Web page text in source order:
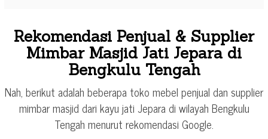
Rekomendasi Penjual & Supplier
Mimbar Masjid Jati Jepara di
Bengkulu Tengah
Nah, berikut adalah beberapa toko mebel penjual dan supplier
mimbar masjid dari kayu jati Jepara di wilayah Bengkulu
Tengah menurut rekomendasi Google.